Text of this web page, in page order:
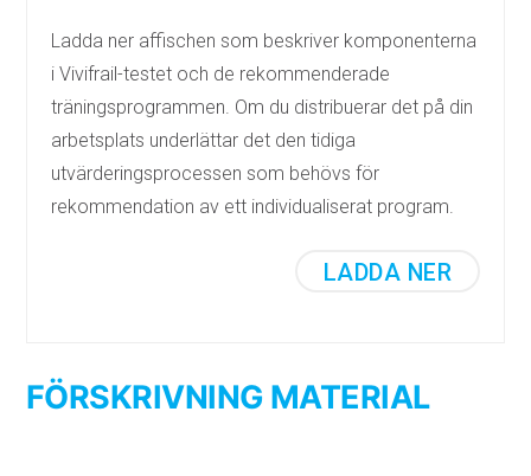
Ladda ner affischen som beskriver komponenterna
i Vivifrail-testet och de rekommenderade
träningsprogrammen. Om du distribuerar det på din
arbetsplats underlättar det den tidiga
utvärderingsprocessen som behövs för
rekommendation av ett individualiserat program.
LADDA NER
FÖRSKRIVNING MATERIAL